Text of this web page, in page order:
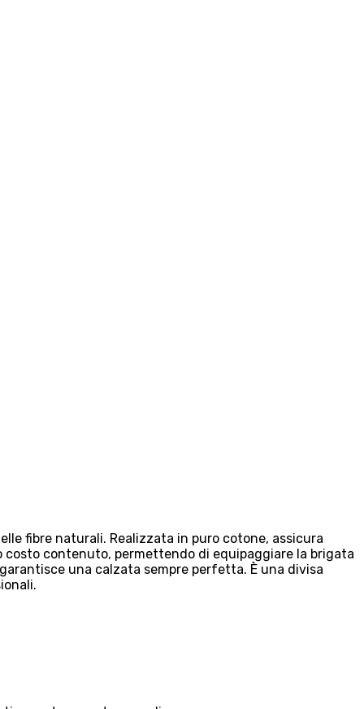
fibre naturali. Realizzata in puro cotone, assicura
contenuto, permettendo di equipaggiare la brigata
una calzata sempre perfetta. È una divisa